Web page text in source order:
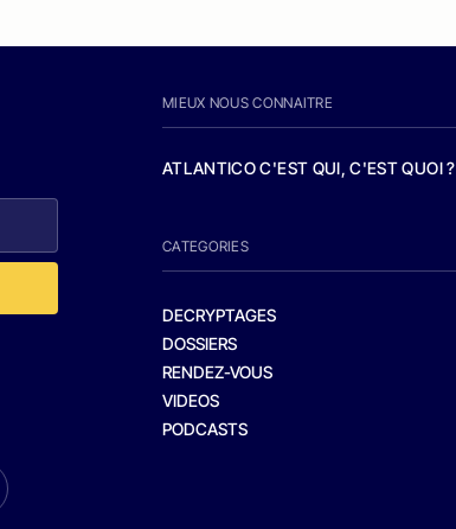
MIEUX NOUS CONNAITRE
ATLANTICO C'EST QUI, C'EST QUOI ?
CATEGORIES
DECRYPTAGES
DOSSIERS
RENDEZ-VOUS
VIDEOS
PODCASTS